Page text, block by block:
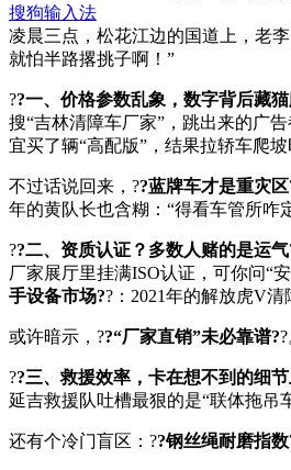
搜狗输入法
凌晨三点，松花江边的国道上，老
就怕半路撂挑子啊！”
??一、价格参数乱象，数字背后藏猫
搜“吉林清障车厂家”，跳出来的广
宜买了辆“高配版”，结果拉轿车爬
不过话说回来，??蓝牌车才是重灾区
年的黄队长也含糊：“得看车管所
??二、资质认证？多数人赌的是运气
厂家展厅里挂满ISO认证，可你问“
手设备市场??：2021年的解放虎V
或许暗示，??“厂家直销”未必靠谱?
??三、救援效率，卡在想不到的细节
延吉救援队吐槽最狠的是“联体拖吊
还有个冷门盲区：??钢丝绳耐磨指数